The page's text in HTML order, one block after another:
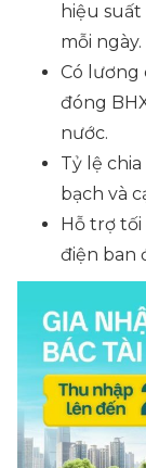
hiệu
mỗi ngày.
Có lương
đóng
nước.
Tỷ lệ
bạch và
Hỗ trợ tối
điện ban